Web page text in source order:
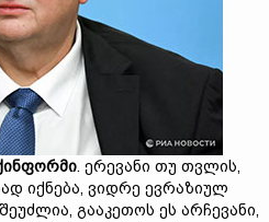
. ერევანი თუ თვლის,
იქნება, ვიდრე ევრაზიულ
გააკეთოს ეს არჩევანი,